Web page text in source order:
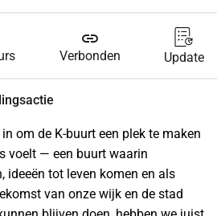
link
Verbonden Update
om de K-buurt een plek te maken
voelt — een buurt waarin
ideeën tot leven komen en als
van onze wijk en de stad